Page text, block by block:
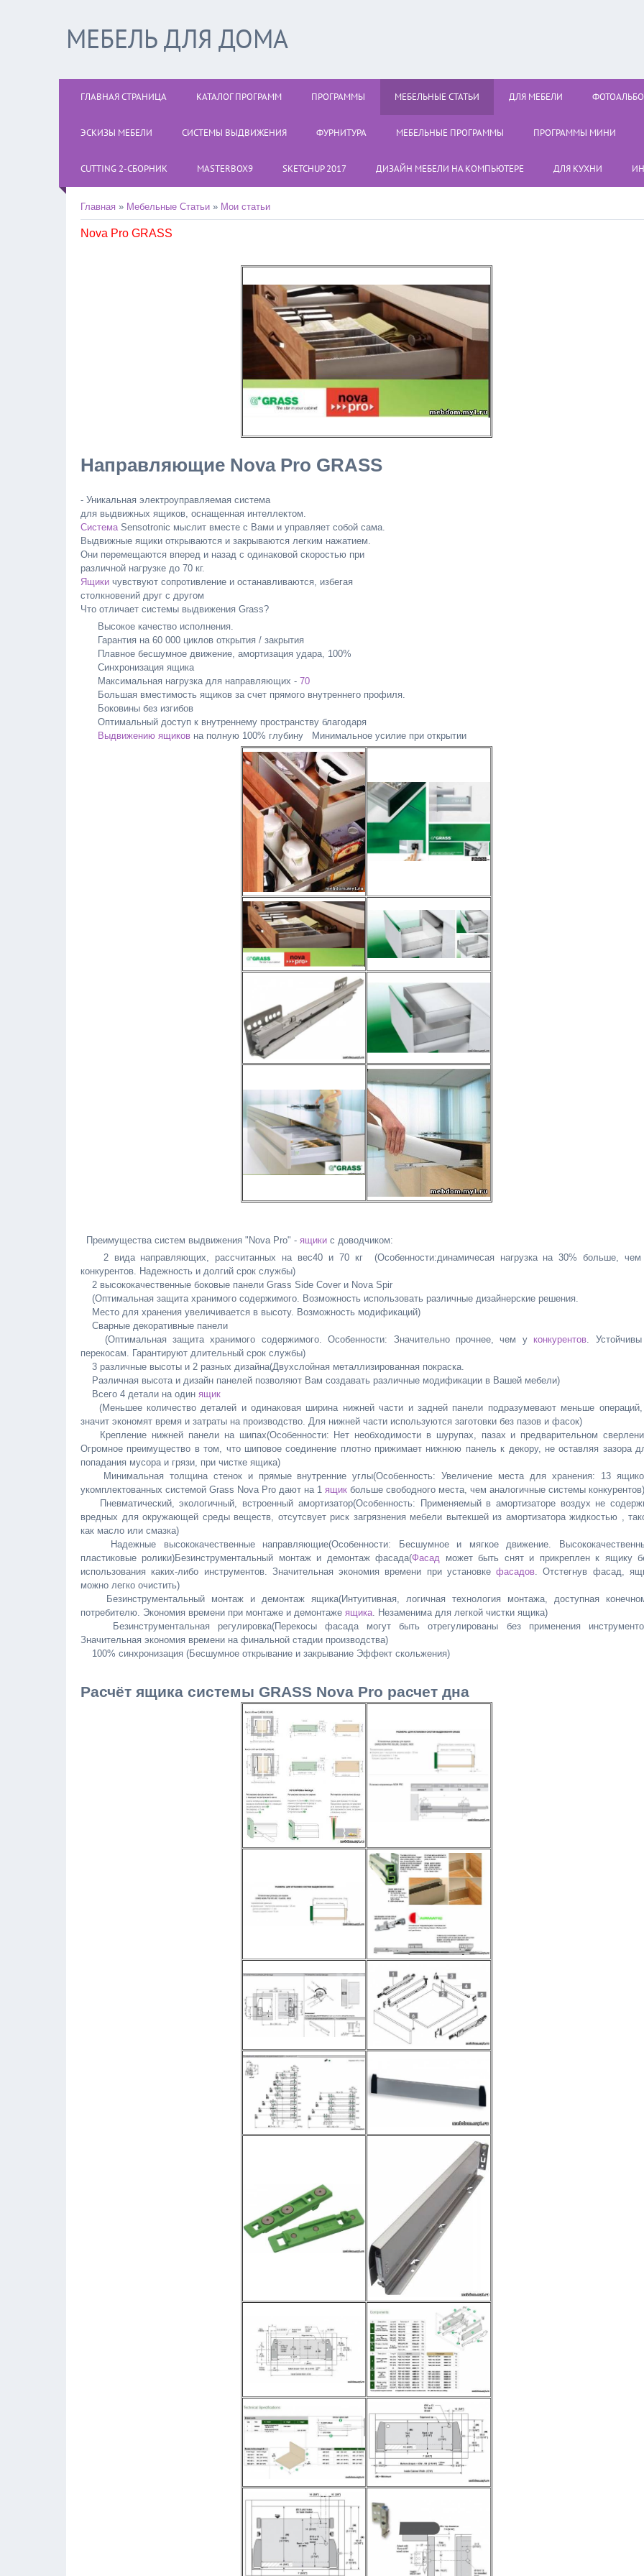
МЕБЕЛЬ ДЛЯ ДОМА
ГЛАВНАЯ СТРАНИЦА КАТАЛОГ ПРОГРАММ ПРОГРАММЫ МЕБЕЛЬНЫЕ СТАТЬИ ДЛЯ МЕБЕЛИ
ЭСКИЗЫ МЕБЕЛИ СИСТЕМЫ ВЫДВИЖЕНИЯ ФУРНИТУРА МЕБЕЛЬНЫЕ ПРОГРАММЫ ПРОГРАММЫ МИНИ
CUTTING 2-СБОРНИК MASTERBOX9 SKETCHUP 2017 ДИЗАЙН МЕБЕЛИ НА КОМПЬЮТЕРЕ ДЛЯ КУХНИ
Главная » Мебельные Статьи » Мои статьи
Nova Pro GRASS
Направляющие Nova Pro GRASS
- Уникальная электроуправляемая система
для выдвижных ящиков, оснащенная интеллектом.
СистемаSensotronic мыслит вместе с Вами и управляет собой сама.
Выдвижные ящики открываются и закрываются легким нажатием.
Они перемещаются вперед и назад с одинаковой скоростью при
различной нагрузке до 70 кг.
Ящики чувствуют сопротивление и останавливаются, избегая
столкновений друг с другом
Что отличает системы выдвижения Grass?
Высокое качество исполнения.
Гарантия на 60 000 циклов открытия / закрытия
Плавное бесшумное движение, амортизация удара, 100%
Синхронизация ящика
Максимальная нагрузка для направляющих - 70
Большая вместимость ящиков за счет прямого внутреннего профиля.
Боковины без изгибов
Оптимальный доступ к внутреннему пространству благодаря
Выдвижению ящиков на полную 100% глубину Минимальное усилие при открытии
Преимущества систем выдвижения "Nova Pro" - ящики с доводчиком:
2 вида направляющих, рассчитанных на вес40 и 70 кг (Особенности:динамичесая нагрузка на 30% больше,
конкурентов. Надежность и долгий срок службы)
2 высококачественные боковые панели Grass Side Cover и Nova Spir
(Оптимальная защита хранимого содержимого. Возможность использовать различные дизайнерские решения.
Место для хранения увеличивается в высоту. Возможность модификаций)
Сварные декоративные панели
(Оптимальная защита хранимого содержимого. Особенности: Значительно прочнее, чем у конкурентов.
перекосам. Гарантируют длительный срок службы)
3 различные высоты и 2 разных дизайна(Двухслойная металлизированная покраска.
Различная высота и дизайн панелей позволяют Вам создавать различные модификации в Вашей мебели)
Всего 4 детали на один ящик
(Меньшее количество деталей и одинаковая ширина нижней части и задней панели подразумевают меньше
значит экономят время и затраты на производство. Для нижней части используются заготовки без пазов и фасок)
Крепление нижней панели на шипах(Особенности: Нет необходимости в шурупах, пазах и предварительном
Огромное преимущество в том, что шиповое соединение плотно прижимает нижнюю панель к декору, не оставляя зазора
попадания мусора и грязи, при чистке ящика)
Минимальная толщина стенок и прямые внутренние углы(Особенность: Увеличение места для хранения: 13
укомплектованных системой Grass Nova Pro дают на 1 ящик больше свободного места, чем аналогичные системы конкурентов)
Пневматический, экологичный, встроенный амортизатор(Особенность: Применяемый в амортизаторе воздух не
вредных для окружающей среды веществ, отсутсвует риск загрязнения мебели вытекшей из амортизатора жидкостью ,
как масло или смазка)
Надежные высококачественные направляющие(Особенности: Бесшумное и мягкое движение.
пластиковые ролики)Безинструментальный монтаж и демонтаж фасада(Фасад может быть снят и прикреплен к ящику
использования каких-либо инструментов. Значительная экономия времени при установкефасадов. Отстегнув фасад,
можно легко очистить)
Безинструментальный монтаж и демонтаж ящика(Интуитивная, логичная технология монтажа, доступная
потребителю. Экономия времени при монтаже и демонтаже ящика. Незаменима для легкой чистки ящика)
Безинструментальная регулировка(Перекосы фасада могут быть отрегулированы без применения
Значительная экономия времени на финальной стадии производства)
100% синхронизация (Бесшумное открывание и закрывание Эффект скольжения)
Расчёт ящика системы GRASS Nova Pro расчет дна